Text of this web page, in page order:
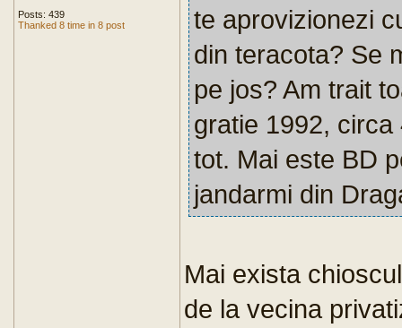
Posts: 439
Thanked 8 time in 8 post
te aprovizionezi
din teracota? Se
pe jos? Am trait
gratie 1992,
tot. Mai este BD
jandarmi din
Mai exista
de la vecina